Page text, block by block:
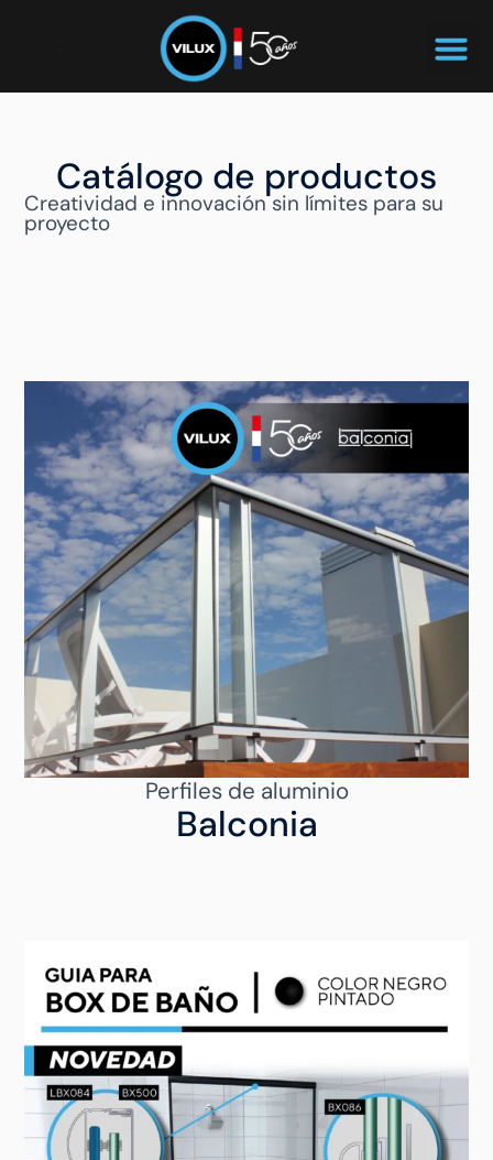
Catálogo de productos
Creatividad e innovación sin límites para su
proyecto
Perfiles de aluminio
Balconia